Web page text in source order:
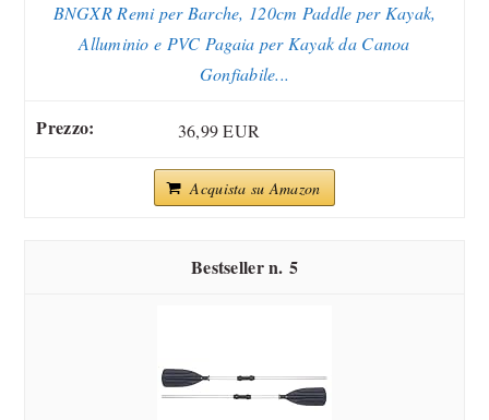
BNGXR Remi per Barche, 120cm Paddle per Kayak,
Alluminio e PVC Pagaia per Kayak da Canoa
Gonfiabile...
36,99 EUR
Acquista su Amazon
5